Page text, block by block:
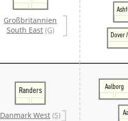
Großbritannien
South East (G)
Dover
Randers
Danmark West (S)
Aalborg